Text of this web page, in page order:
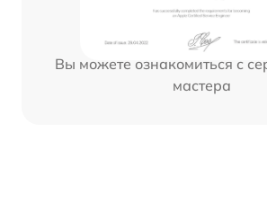
Вы можете ознакомиться с
мастера